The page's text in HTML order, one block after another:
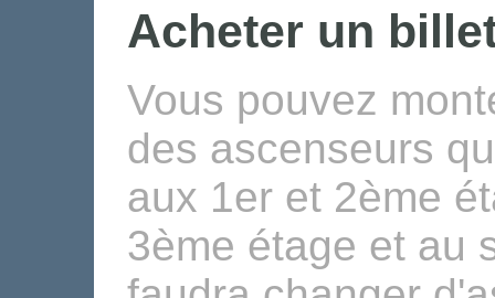
Acheter un
Vous pouvez
des ascenseurs
aux 1er et 2ème
3ème étage et au